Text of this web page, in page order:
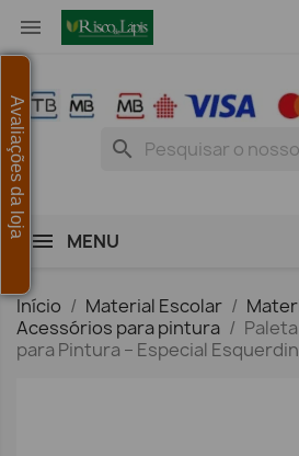

search
MENU
Início Material Escolar
Acessórios para pintura
para Pintura – Especial
Avaliações da loja